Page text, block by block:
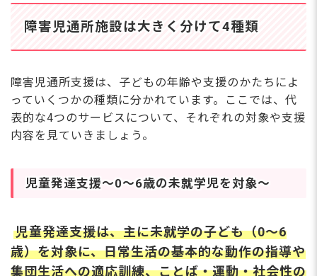
障害児通所施設は大きく分けて4種類
障害児通所支援は、子どもの年齢や支援のかたちによ
っていくつかの種類に分かれています。ここでは、代
表的な4つのサービスについて、それぞれの対象や支援
内容を見ていきましょう。
児童発達支援～0〜6歳の未就学児を対象～
児童発達支援は、主に未就学の子ども（0〜6
歳）を対象に、日常生活の基本的な動作の指導や
集団生活への適応訓練、ことば・運動・社会性の